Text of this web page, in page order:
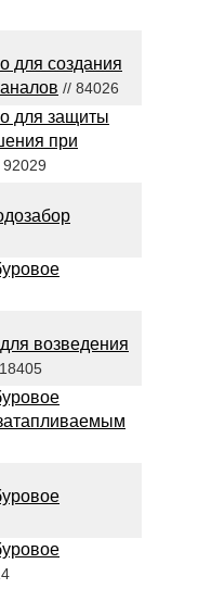
для создания
// 84026
для защиты
при
92029
возведения